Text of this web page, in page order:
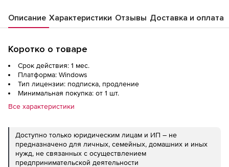
Описание Характеристики Отзывы Доставка и оплата
Коротко о товаре
Срок действия: 1 мес.
Платформа: Windows
Тип лицензии: подписка, продление
Минимальная покупка: от 1 шт.
Все характеристики
Доступно только юридическим лицам и ИП – не
предназначено для личных, семейных, домашних и иных
нужд, не связанных с осуществлением
предпринимательской деятельности